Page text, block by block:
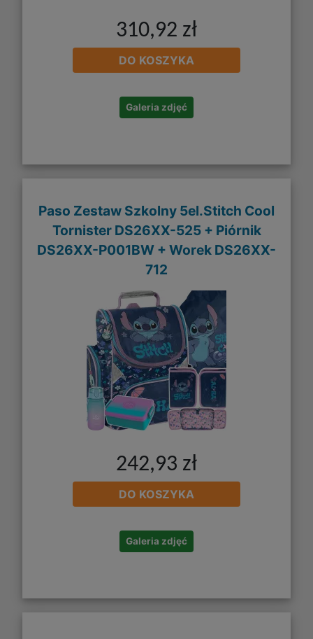
310,92 zł
DO KOSZYKA
Galeria zdjęć
Paso Zestaw Szkolny 5el.Stitch Cool
Tornister DS26XX-525 + Piórnik
DS26XX-P001BW + Worek DS26XX-
712
242,93 zł
DO KOSZYKA
Galeria zdjęć